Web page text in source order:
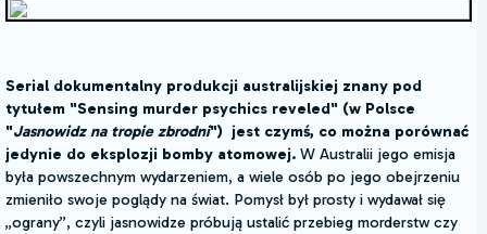
Serial dokumentalny produkcji australijskiej znany pod
tytułem "Sensing murder psychics reveled" (w Polsce
"Jasnowidz na tropie zbrodni") jest czymś, co można porównać
jedynie do eksplozji bomby atomowej. W Australii jego emisja
była powszechnym wydarzeniem, a wiele osób po jego obejrzeniu
zmieniło swoje poglądy na świat. Pomysł był prosty i wydawał się
„ograny”, czyli jasnowidze próbują ustalić przebieg morderstw czy